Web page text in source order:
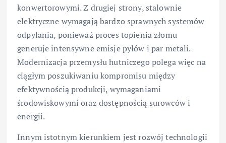
konwertorowymi. Z drugiej strony, stalownie
elektryczne wymagają bardzo sprawnych systemów
odpylania, ponieważ proces topienia złomu
generuje intensywne emisje pyłów i par metali.
Modernizacja przemysłu hutniczego polega więc na
ciągłym poszukiwaniu kompromisu między
efektywnością produkcji, wymaganiami
środowiskowymi oraz dostępnością surowców i
energii.
Innym istotnym kierunkiem jest rozwój technologii